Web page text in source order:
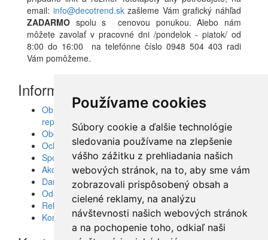
Používame cookies
Súbory cookie a ďalšie technológie
sledovania používame na zlepšenie
vášho zážitku z prehliadania našich
webových stránok, na to, aby sme vám
zobrazovali prispôsobený obsah a
cielené reklamy, na analýzu
návštevnosti našich webových stránok
a na pochopenie toho, odkiaľ naši
email: info@decotrend.skzašleme Vám grafický náhľad
ZADARMO spolu s cenovou ponukou. Alebo nám
môžete zavolať v pracovné dni /pondelok - piatok/ od
8:00 do 16:00 na telefónne číslo 0948 504 403 radi
Vám pomôžeme.
Informácie
Obrazy, nálepky, fototapety, šablóny, dekorácie,
reprodukcie
Obchodné podmienky
Ochrana osobných údajov
Spolupráca
Akcie a Doručenie
Darčekové poukážky
Odstúpenie od zmluvy - vrátenie tovaru
Reklamácia tovaru
Kontakt